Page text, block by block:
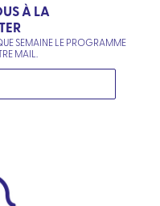
À LA
SEMAINE LE PROGRAMME
MAIL.